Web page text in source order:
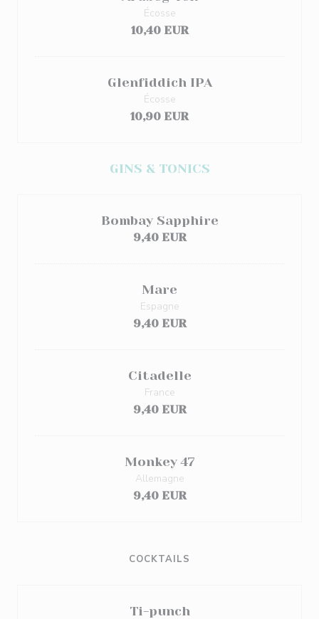
Écosse
10,40 EUR
Glenfiddich IPA
Écosse
10,90 EUR
GINS & TONICS
Bombay Sapphire
9,40 EUR
Mare
Espagne
9,40 EUR
Citadelle
France
9,40 EUR
Monkey 47
Allemagne
9,40 EUR
COCKTAILS
Ti-punch